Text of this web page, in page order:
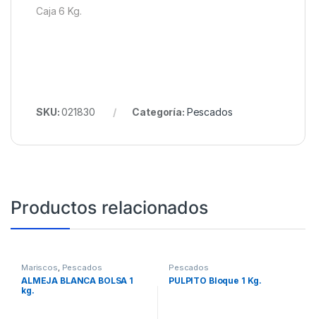
Caja 6 Kg.
SKU:021830 Categoría: Pescados
Productos relacionados
Mariscos Pescados
ALMEJA BLANCA BOLSA 1
kg.
Pescados
PULPITO Bloque 1 Kg.